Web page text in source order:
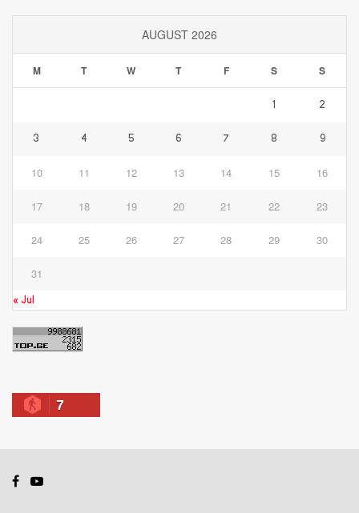
AUGUST 2026
M T W T F S S
1 2
3 4 5 6 7 8 9
10 11 12 13 14 15 16
17 18 19 20 21 22 23
24 25 26 27 28 29 30
31
« Jul
7